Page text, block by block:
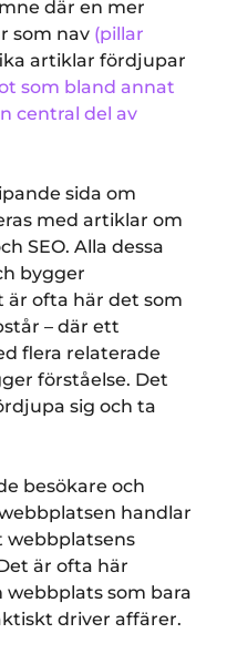
där en mer
som nav(pillar
artiklar fördjupar
som bland annat
central del av
sida om
med artiklar om
SEO. Alla dessa
bygger
är ofta här det som
– där ett
flera relaterade
förståelse. Det
sig och ta
besökare och
handlar
webbplatsens
är ofta här
som bara
driver affärer.